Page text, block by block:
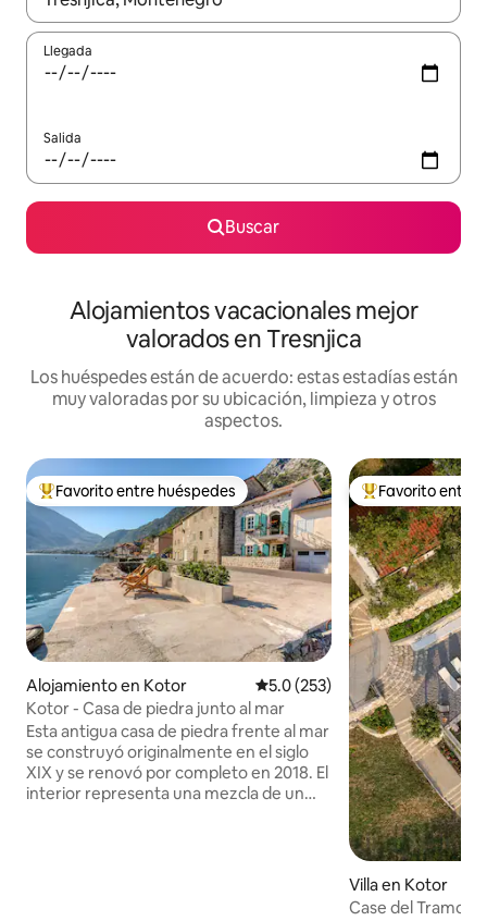
Llegada
Salida
Buscar
Alojamientos vacacionales mejor
valorados en Tresnjica
Los huéspedes están de acuerdo: estas estadías están
muy valoradas por su ubicación, limpieza y otros
aspectos.
Favorito entre huéspedes preferido
Favorito entre huéspedes
Alojamiento en Kotor Calificación promedio: 5.0 de
5.0 (253)
Kotor - Casa de piedra junto al mar
Esta antigua casa de piedra frente al mar
se construyó originalmente en el siglo
XIX y se renovó por completo en 2018. El
interior representa una mezcla de un
Favorito entre
Favorito entre
Villa en Kotor
Case del